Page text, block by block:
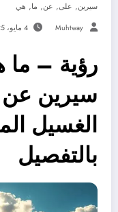
سيرين, على, عن, ما, هي
Muhtway 4 مايو، 2025
رؤية – ما
سيرين
الغسيل
بالتفصيل